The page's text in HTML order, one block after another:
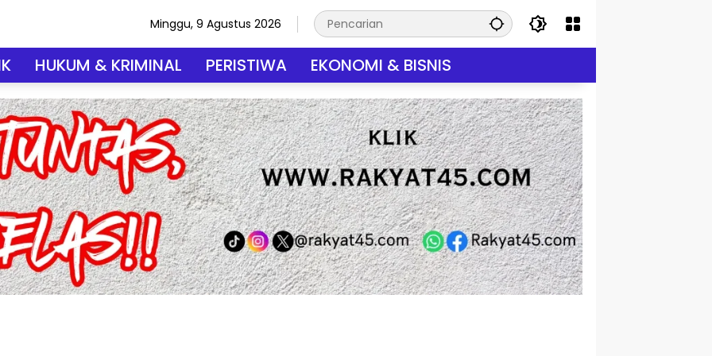
Minggu, 9 Agustus 2026
HUKUM & KRIMINAL PERISTIWA EKONOMI & BISNIS